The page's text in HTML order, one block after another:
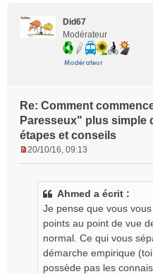
Did67
Modérateur
Re: Comment
Paresseux" plus simple
étapes et conseils
20/10/16, 09:13
Ahmed a écrit :
Je pense que vous
points au point de vue
normal. Ce qui vous
démarche empirique
possède pas les